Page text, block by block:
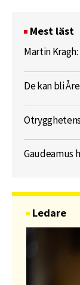
Mest läst
Martin
De kan bli
Gaudeamus
Ledare